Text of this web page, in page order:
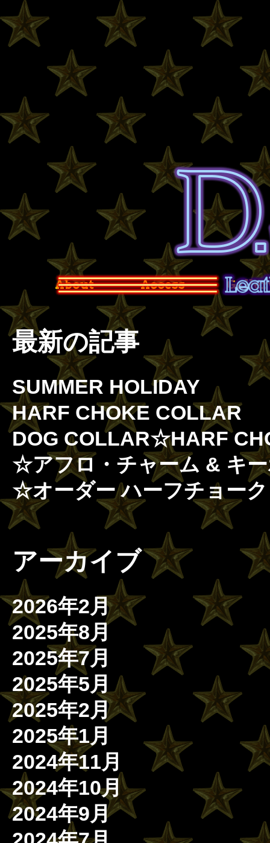
About Access
最新の記事
SUMMER HOLIDAY
HARF CHOKE COLLAR
DOG COLLAR☆HARF
☆アフロ・チャーム & キ
☆オーダー ハーフチョー
アーカイブ
2026年2月
2025年8月
2025年7月
2025年5月
2025年2月
2025年1月
2024年11月
2024年10月
2024年9月